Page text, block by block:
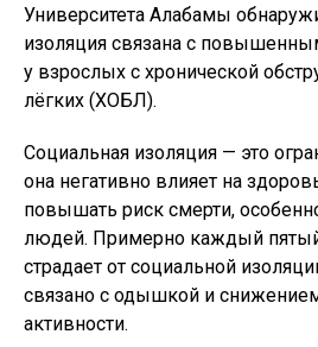
Университета Алабамы
изоляция связана с
у взрослых с хронической
лёгких (ХОБЛ).
Социальная изоляция — это
она негативно влияет на
повышать риск смерти,
людей. Примерно каждый
страдает от социальной
связано с одышкой и
активности.